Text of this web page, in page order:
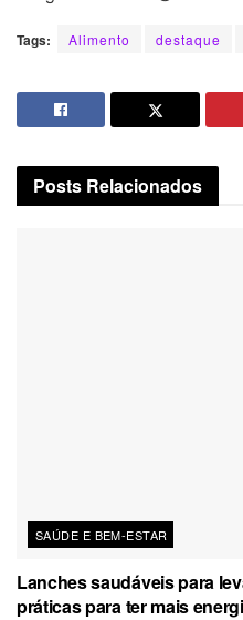
Tags: Alimento destaque
Posts Relacionados
SAÚDE E BEM-ESTAR
Lanches saudáveis para
práticas para ter mais